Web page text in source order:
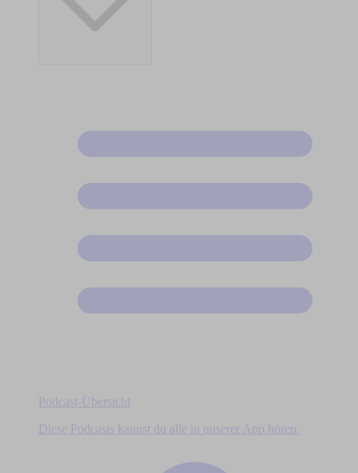
Podcast-Übersicht
Diese Podcasts kannst du alle in unserer App hören.